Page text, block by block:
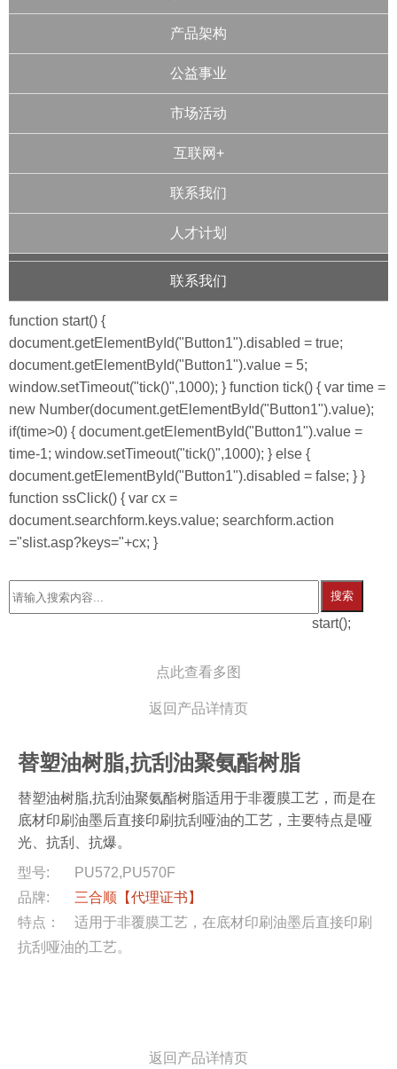
产品架构
公益事业
市场活动
互联网+
联系我们
人才计划
联系我们
function start() {
document.getElementById("Button1").disabled = true;
document.getElementById("Button1").value = 5;
window.setTimeout("tick()",1000); } function tick() { var time =
new Number(document.getElementById("Button1").value);
if(time>0) { document.getElementById("Button1").value =
time-1; window.setTimeout("tick()",1000); } else {
document.getElementById("Button1").disabled = false; } }
function ssClick() { var cx =
document.searchform.keys.value; searchform.action
="slist.asp?keys="+cx; }
搜索
start();
点此查看多图
返回产品详情页
替塑油树脂,抗刮油聚氨酯树脂
替塑油树脂,抗刮油聚氨酯树脂适用于非覆膜工艺，而是在
底材印刷油墨后直接印刷抗刮哑油的工艺，主要特点是哑
光、抗刮、抗爆。
型号:
PU572,PU570F
品牌:
三合顺 【代理证书】
特点：
适用于非覆膜工艺，在底材印刷油墨后直接印刷
抗刮哑油的工艺。
返回产品详情页